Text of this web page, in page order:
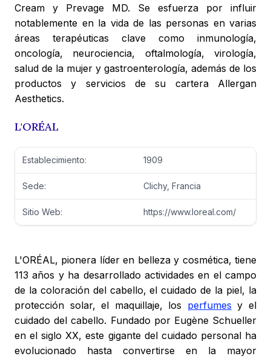
Cream y Prevage MD. Se esfuerza por influir
notablemente en la vida de las personas en varias
áreas terapéuticas clave como inmunología,
oncología, neurociencia, oftalmología, virología,
salud de la mujer y gastroenterología, además de los
productos y servicios de su cartera Allergan
Aesthetics.
L'ORÉAL
Establecimiento: 1909
Sede: Clichy, Francia
Sitio Web: https://www.loreal.com/
L'ORÉAL, pionera líder en belleza y cosmética, tiene
113 años y ha desarrollado actividades en el campo
de la coloración del cabello, el cuidado de la piel, la
protección solar, el maquillaje, los perfumes y el
cuidado del cabello. Fundado por Eugène Schueller
en el siglo XX, este gigante del cuidado personal ha
evolucionado hasta convertirse en la mayor